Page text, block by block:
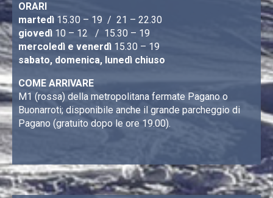
ORARI
martedì 15.30 – 19 / 21 – 22.30
giovedì 10 – 12 / 15.30 – 19
mercoledì e venerdì 15.30 – 19
sabato, domenica, lunedì chiuso
COME ARRIVARE
M1 (rossa) della metropolitana fermate Pagano o
Buonarroti; disponibile anche il grande parcheggio di
Pagano (gratuito dopo le ore 19.00).